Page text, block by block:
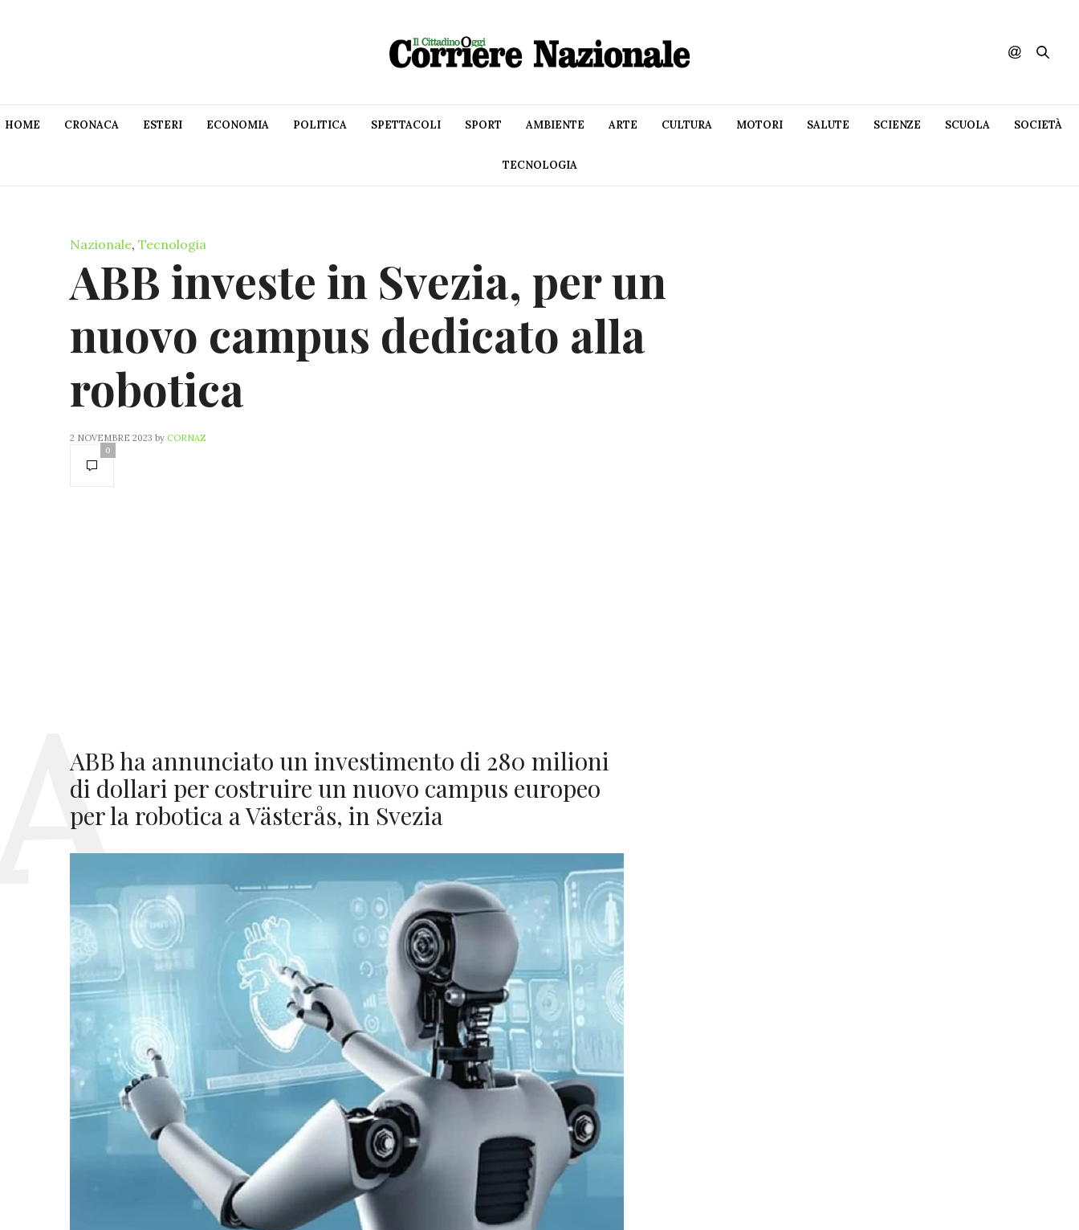
HOME CRONACA ESTERI ECONOMIA POLITICA SPETTACOLI SPORT AMBIENTE ARTE CULTURA MOTORI SALUTE SCIENZE SCUOLA SOCIETÀ
TECNOLOGIA
Nazionale, Tecnologia
ABB investe in Svezia, per un
nuovo campus dedicato alla
robotica
2 NOVEMBRE 2023 by CORNAZ
0
ABB ha annunciato un investimento di 280 milioni
di dollari per costruire un nuovo campus europeo
per la robotica a Västerås, in Svezia